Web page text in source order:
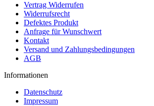
Vertrag Widerrufen
Widerrufsrecht
Defektes Produkt
Anfrage für Wunschwert
Kontakt
Versand und Zahlungsbedingungen
AGB
Informationen
Datenschutz
Impressum